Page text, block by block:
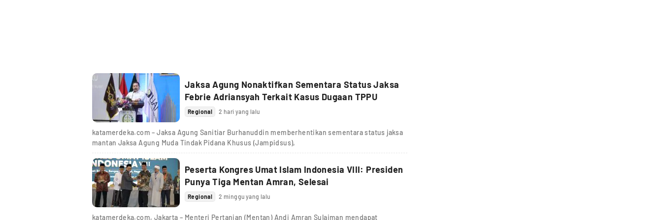
Jaksa Agung Nonaktifkan Sementara Status Jaksa
Febrie Adriansyah Terkait Kasus Dugaan TPPU
Regional 2 hari yang lalu
katamerdeka.com – Jaksa Agung Sanitiar Burhanuddin memberhentikan sementara status jaksa
mantan Jaksa Agung Muda Tindak Pidana Khusus (Jampidsus),
Peserta Kongres Umat Islam Indonesia VIII: Presiden
Punya Tiga Mentan Amran, Selesai
Regional 2 minggu yang lalu
katamerdeka.com, Jakarta – Menteri Pertanian (Mentan) Andi Amran Sulaiman mendapat